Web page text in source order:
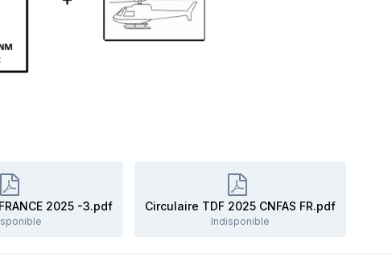
2025 -3.pdf Circulaire TDF 2025 CNFAS FR.pdf
Indisponible